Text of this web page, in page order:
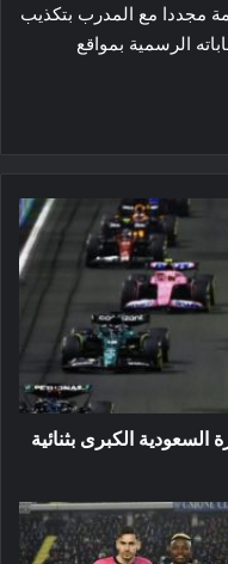
مجددا مع المدرب بتكذيب
الرسمية بمواقع
الكبرى بثنائية